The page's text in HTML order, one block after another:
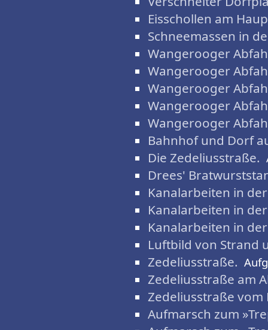
Eisschollen am
Schneemassen in
Wangerooger
Wangerooger
Wangerooger
Wangerooger
Wangerooger
Bahnhof und Dorf
Die Zedeliusstraße.
Drees'
Kanalarbeiten in
Kanalarbeiten in
Kanalarbeiten in
Luftbild von Strand
Zedeliusstraße.
Zedeliusstraße am
Zedeliusstraße
Aufmarsch zum